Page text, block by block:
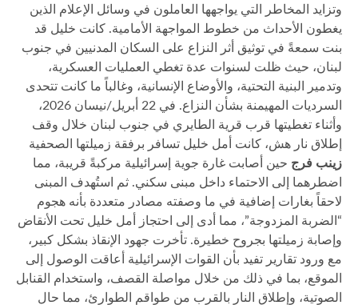
وتزايد المخاطر التي يواجهها العاملون في وسائل الإعلام الذين
يغطون الأحداث من خطوط المواجهة الأمامية. كانت خليل قد
بنت سمعةً في توثيق أثر النزاع على السكان المدنيين في جنوب
لبنان، حيث ظلت لسنوات عدة تغطي العمليات العسكرية،
وتدمير البنية التحتية، والأوضاع الإنسانية، وغالباً ما كانت تتحدى
السرديات المهيمنة بشأن النزاع. في 22 أبريل/نيسان 2026،
وأثناء تغطيتها قرب قرية الطايري في جنوب لبنان خلال وقف
إطلاق نار هش، كانت أمل خليل تسافر برفقة زميلتها الصحفية
زينب فرج حين أصابت غارة جوية إسرائيلية مركبةً قريبة، مما
اضطرهما إلى الاحتماء داخل مبنى سكني. ثم استُهدف المبنى
لاحقاً بغارات إضافية في ما وصفته مصادر متعددة بأنه هجوم
“الضربة المزدوجة”، مما أدى إلى احتجاز أمل خليل تحت الأنقاض
وإصابة زميلتها بجروح خطيرة. تأخرت جهود الإنقاذ بشكل كبير،
مع ورود تقارير تفيد بأن القوات الإسرائيلية أعاقت الوصول إلى
الموقع، بما في ذلك من خلال مواصلة القصف، واستخدام القنابل
الصوتية، وإطلاق النار بالقرب من طواقم الطوارئ، مما حال